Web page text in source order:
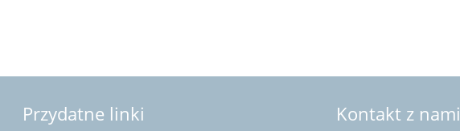
Przydatne linki Kontakt z nami